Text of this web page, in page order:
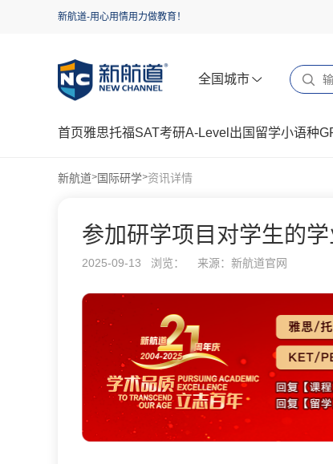
新航道-用心用情用力做教育！
全国城市
首页雅思托福SAT考研A-Level 出国留学小语种
新航道>国际研学>资讯详情
参加研学项目对学生的学
2025-09-13 浏览： 来源：新航道官网